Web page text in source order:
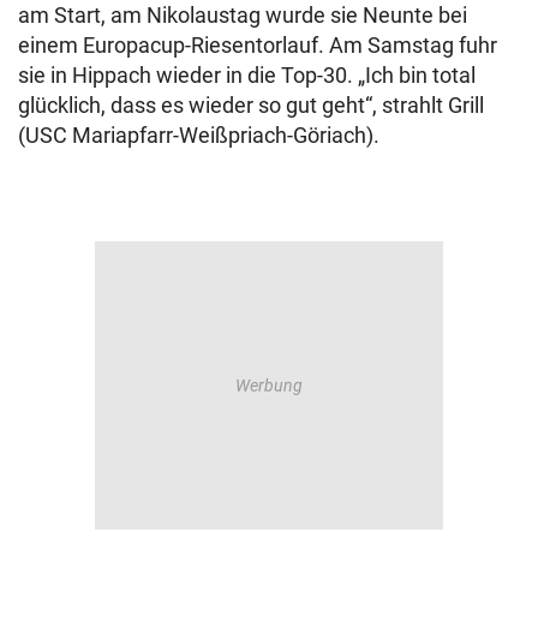
am Start, am Nikolaustag wurde sie Neunte bei
einem Europacup-Riesentorlauf. Am Samstag fuhr
sie in Hippach wieder in die Top-30. „Ich bin total
glücklich, dass es wieder so gut geht“, strahlt Grill
(USC Mariapfarr-Weißpriach-Göriach).